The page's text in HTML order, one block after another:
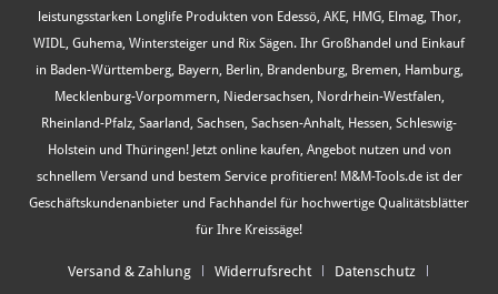
leistungsstarken Longlife Produkten von Edessö, AKE, HMG, Elmag, Thor,
WIDL, Guhema, Wintersteiger und Rix Sägen. Ihr Großhandel und Einkauf
in Baden-Württemberg, Bayern, Berlin, Brandenburg, Bremen, Hamburg,
Mecklenburg-Vorpommern, Niedersachsen, Nordrhein-Westfalen,
Rheinland-Pfalz, Saarland, Sachsen, Sachsen-Anhalt, Hessen, Schleswig-
Holstein und Thüringen! Jetzt online kaufen, Angebot nutzen und von
schnellem Versand und bestem Service profitieren! M&M-Tools.de ist der
Geschäftskundenanbieter und Fachhandel für hochwertige Qualitätsblätter
für Ihre Kreissäge!
Versand & Zahlung Widerrufsrecht Datenschutz